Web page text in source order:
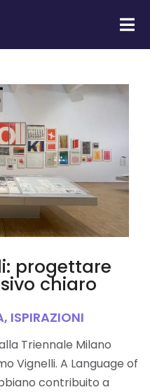
progettare
chiaro
, ISPIRAZIONI
Triennale Milano
Vignelli. A Language of
contribuito a